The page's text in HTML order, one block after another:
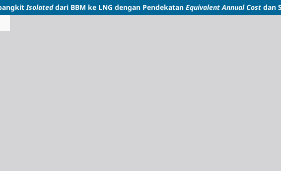
Isolateddari BBM ke LNG dengan Pendekatan Equivalent Annual Costdan